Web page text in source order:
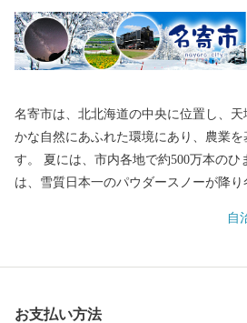
名寄市は、北北海道の中央に位置し、
かな自然にあふれた環境にあり、農業
す。 夏には、市内各地で約500万本のひまわりが咲き誇り、冬
は、雪質日本一のパウダースノーが降り
お越しの際には、是非、名寄市の自然
自
お支払い方法